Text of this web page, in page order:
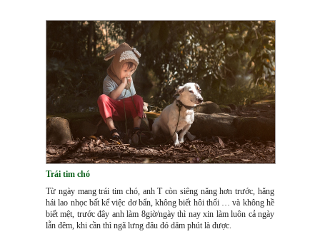
Trái tim chó
Từ ngày mang trái tim chó, anh T còn siêng năng hơn trước, hăng
hái lao nhọc bất kể việc dơ bẩn, không biết hôi thối … và không hề
biết mệt, trước đây anh làm 8giờ/ngày thì nay xin làm luôn cả ngày
lẫn đêm, khi cần thì ngã lưng đâu đó dăm phút là được.